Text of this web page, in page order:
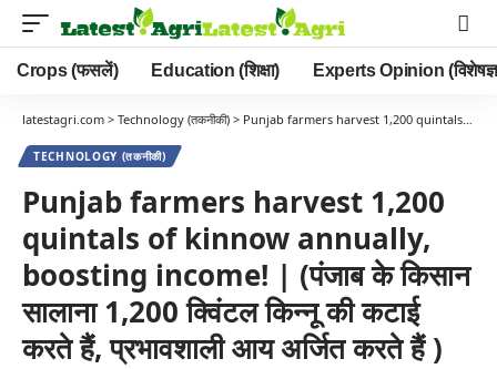
Crops (फसलें) Education (शिक्षा) Experts Opinion (विशेषज्ञ
latestagri.com > Technology (तकनीकी) > Punjab farmers harvest 1,200 quintals of kinnow annually, boosting income! | (पंजाब के किसान सालाना 1,200 क्विंटल किन्नू की कटाई करते हैं, प्रभावशाली आय अर्जित करते हैं )
TECHNOLOGY (तकनीकी)
Punjab farmers harvest 1,200
quintals of kinnow annually,
boosting income! | (पंजाब के किसान
सालाना 1,200 क्विंटल किन्नू की कटाई
करते हैं, प्रभावशाली आय अर्जित करते हैं )